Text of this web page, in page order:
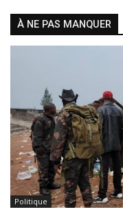
À NE PAS MANQUER
Politique